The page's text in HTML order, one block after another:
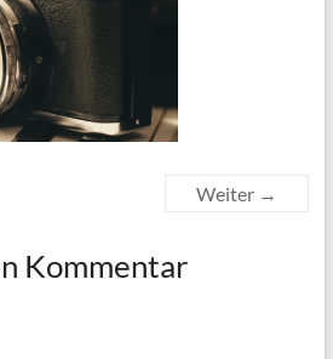
Weiter →
Kommentar